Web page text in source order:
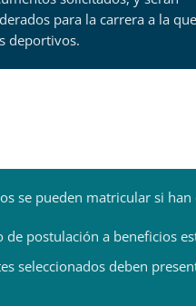
para la carrera a la
deportivos.
se pueden matricular si
de postulación a beneficios
seleccionados deben